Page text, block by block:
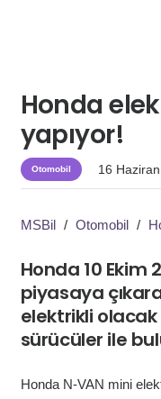
Honda
yapıyor!
Otomobil 16
MSBil / Otomobil /
Honda 10 Ekim
piyasaya
elektrikli
sürücüler ile
Honda N-VAN mini